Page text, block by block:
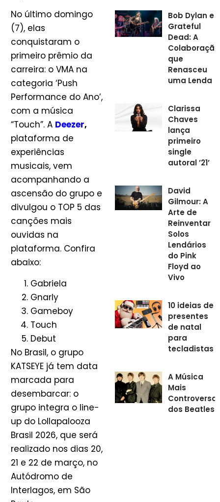
No último domingo
(7), elas
conquistaram o
primeiro prêmio da
carreira: o VMA na
categoria ‘Push
Performance do Ano’,
com a música
“Touch”. A Deezer,
plataforma de
experiências
musicais, vem
acompanhando a
ascensão do grupo e
divulgou o TOP 5 das
canções mais
ouvidas na
plataforma. Confira
abaixo:
Gabriela
Gnarly
Gameboy
Touch
Debut
No Brasil, o grupo
KATSEYE já tem data
marcada para
desembarcar: o
grupo integra o line-
up do Lollapalooza
Brasil 2026, que será
realizado nos dias 20,
21 e 22 de março, no
Autódromo de
Interlagos, em São
Bob Dylan e
Grateful
Dead: A
Colaboração
que
Renasceu
uma Lenda
Clarissa
Chaves
lança
primeiro
single
autoral ’21’
David
Gilmour: A
Arte de
Reinventar
Solos
Lendários
do Pink
Floyd ao
Vivo
10 ideias de
presentes
de natal
para
tecladistas
A Música
Mais
Controversa
dos Beatles